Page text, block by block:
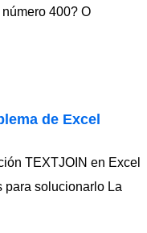
400? O
de Excel
TEXTJOIN en Excel
para solucionarlo La